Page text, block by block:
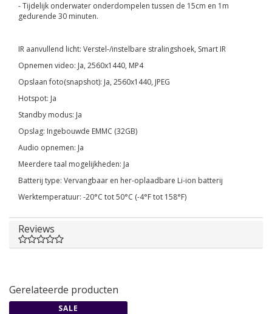
- Tijdelijk onderwater onderdompelen tussen de 15cm en 1m
gedurende 30 minuten.
IR aanvullend licht: Verstel-/instelbare stralingshoek, Smart IR
Opnemen video: Ja, 2560x1440, MP4
Opslaan foto(snapshot): Ja, 2560x1440, JPEG
Hotspot: Ja
Standby modus: Ja
Opslag: Ingebouwde EMMC (32GB)
Audio opnemen: Ja
Meerdere taal mogelijkheden: Ja
Batterij type: Vervangbaar en her-oplaadbare Li-ion batterij
Werktemperatuur: -20°C tot 50°C (-4°F tot 158°F)
Reviews
Gerelateerde producten
SALE